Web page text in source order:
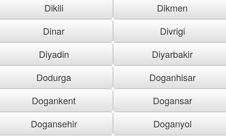
Dikili
Dikmen
Dinar
Divrigi
Diyadin
Diyarbakir
Dodurga
Doganhisar
Dogankent
Dogansar
Dogansehir
Doganyol